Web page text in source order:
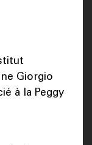
Giorgio
à la Peggy